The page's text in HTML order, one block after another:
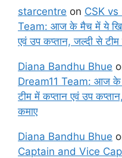
starcentre on CSK vs
Team: आज के मैच में ये
एवं उप कप्तान, जल्दी से टीम
Diana Bandhu Bhue
Dream11 Team: आज के
टीम में कप्तान एवं उप
कमाए
Diana Bandhu Bhue
Captain and Vice